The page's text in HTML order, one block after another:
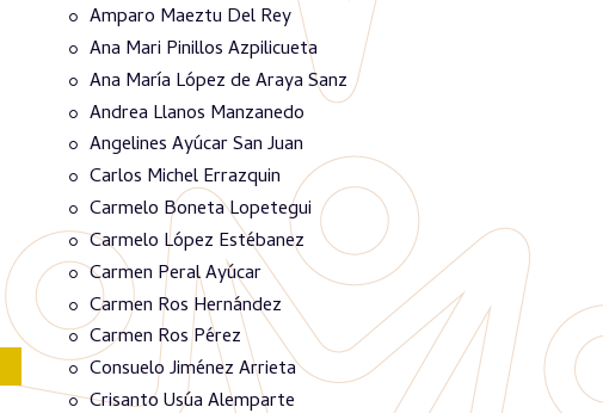
Amparo Maeztu Del Rey
Ana Mari Pinillos Azpilicueta
Ana María López de Araya Sanz
Andrea Llanos Manzanedo
Angelines Ayúcar San Juan
Carlos Michel Errazquin
Carmelo Boneta Lopetegui
Carmelo López Estébanez
Carmen Peral Ayúcar
Carmen Ros Hernández
Carmen Ros Pérez
Consuelo Jiménez Arrieta
Crisanto Usúa Alemparte